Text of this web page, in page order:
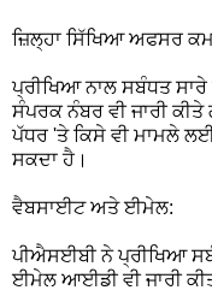
ਜ਼ਿਲ੍ਹਾ ਸਿੱਖਿਆ ਅਫਸਰ
ਪ੍ਰੀਖਿਆ ਨਾਲ ਸਬੰਧਤ
ਸੰਪਰਕ ਨੰਬਰ ਵੀ ਜਾਰੀ
ਪੱਧਰ 'ਤੇ ਕਿਸੇ ਵੀ ਮਾਮਲੇ
ਸਕਦਾ ਹੈ।
ਵੈਬਸਾਈਟ ਅਤੇ ਈਮੇਲ:
ਪੀਐਸਈਬੀ ਨੇ ਪ੍ਰੀਖਿਆ
ਈਮੇਲ ਆਈਡੀ ਵੀ ਜਾਰੀ